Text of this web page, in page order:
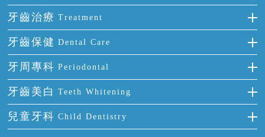
門牙缺失
多顆牙缺失
半口缺失
全口缺失
前牙反頜
牙齒擁擠
牙齒前突
牙齒稀疏
全瓷牙
烤瓷牙
氟斑牙
四環素牙
活動假牙
牙貼面
牙齒治療 Treatment
補牙
智齒
根管治療
拔牙
牙痛
牙齒保健 Dental Care
正確刷牙
全國愛牙日
預防牙病
牙科通識
牙周專科 Periodontal
牙周炎
牙齦出血
牙齦炎
牙齒美白 Teeth Whitening
冷光美白
兒童牙科 Child Dentistry